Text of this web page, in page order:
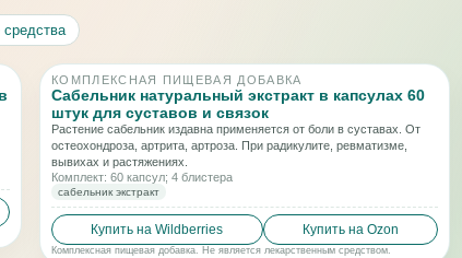
КОМПЛЕКСНАЯ ПИЩЕВАЯ ДОБАВКА
Сабельник натуральный экстракт в капсулах 60
штук для суставов и связок
Растение сабельник издавна применяется от боли в суставах. От
остеохондроза, артрита, артроза. При радикулите, ревматизме,
вывихах и растяжениях.
Комплект: 60 капсул; 4 блистера
сабельник экстракт
Купить на Wildberries Купить на Ozon
Комплексная пищевая добавка. Не является лекарственным средством.